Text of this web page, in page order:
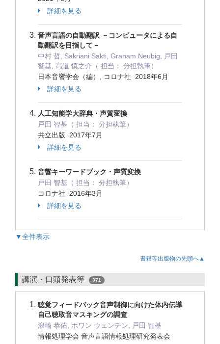
詳細を見る
音声言語の自動翻訳 －コンピュータによる自
動翻訳を目指して－
中村 哲, Sakriani Sakti, Graham Neubig, 戸田
智基, 高道 慎之介（ 担当： 分担執筆）
日本音響学会（編）, コロナ社 2018年6月
詳細を見る
人工知能学大辞典・声質変換
戸田 智基（ 担当： 分担執筆）
共立出版 2017年7月
詳細を見る
音響キーワードブック・声質変換
戸田 智基（ 担当： 分担執筆）
コロナ社 2016年3月
詳細を見る
▼全件表示
書籍等出版物の先頭へ▲
講演・口頭発表等 371
聴覚フィードバック音声制御に向けた体内伝導
自己聴取音マスキングの調査
浪崎 恭佑, ホワン ウェンチン, 戸田 智基
情報処理学会 音声言語情報処理研究発表会